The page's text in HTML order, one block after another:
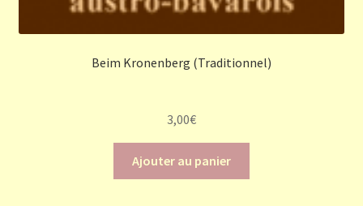
Beim Kronenberg (Traditionnel)
3,00€
Ajouter au panier